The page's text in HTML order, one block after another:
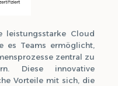
leistungsstarke Cloud
es Teams ermöglicht,
zentral zu
Diese innovative
Vorteile mit sich, die